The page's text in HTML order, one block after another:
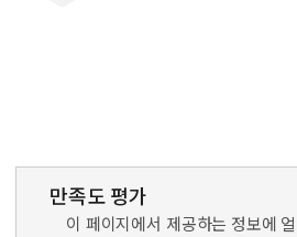
만족도 평가
이 페이지에서 제공하는 정보에